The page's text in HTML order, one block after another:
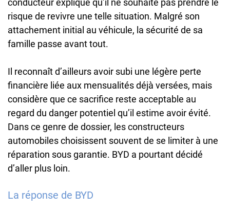
risque de revivre une telle situation. Malgré son
attachement initial au véhicule, la sécurité de sa
famille passe avant tout.
Il reconnaît d’ailleurs avoir subi une légère perte
financière liée aux mensualités déjà versées, mais
considère que ce sacrifice reste acceptable au
regard du danger potentiel qu’il estime avoir évité.
Dans ce genre de dossier, les constructeurs
automobiles choisissent souvent de se limiter à une
réparation sous garantie. BYD a pourtant décidé
d’aller plus loin.
La réponse de BYD